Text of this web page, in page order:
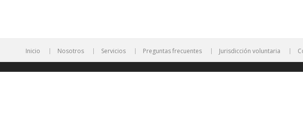
Inicio Nosotros Servicios Preguntas frecuentes Jurisdicción voluntaria